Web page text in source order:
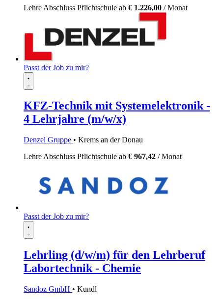
Lehre Abschluss Pflichtschule ab € 1.226,00 / Monat
Passt der Job zu mir?
KFZ-Technik mit Systemelektronik -
4 Lehrjahre (m/w/x)
Denzel Gruppe • Krems an der Donau
Lehre Abschluss Pflichtschule ab € 967,42 / Monat
Passt der Job zu mir?
Lehrling (d/w/m) für den Lehrberuf
Labortechnik - Chemie
Sandoz GmbH • Kundl